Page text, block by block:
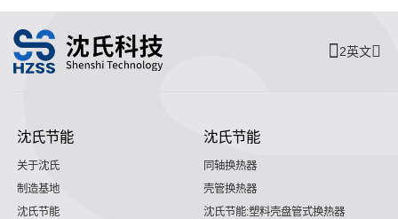
2英文
沈氏节能
关于沈氏
制造基地
沈氏节能
沈氏节能
同轴换热器
壳管换热器
沈氏节能:塑料壳盘管式换热器